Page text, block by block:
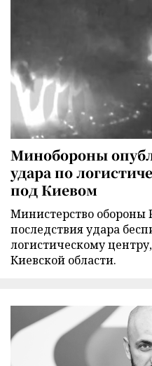
Минобороны
удара по
под Киевом
Министерство обороны
последствия удара
логистическому
Киевской области.